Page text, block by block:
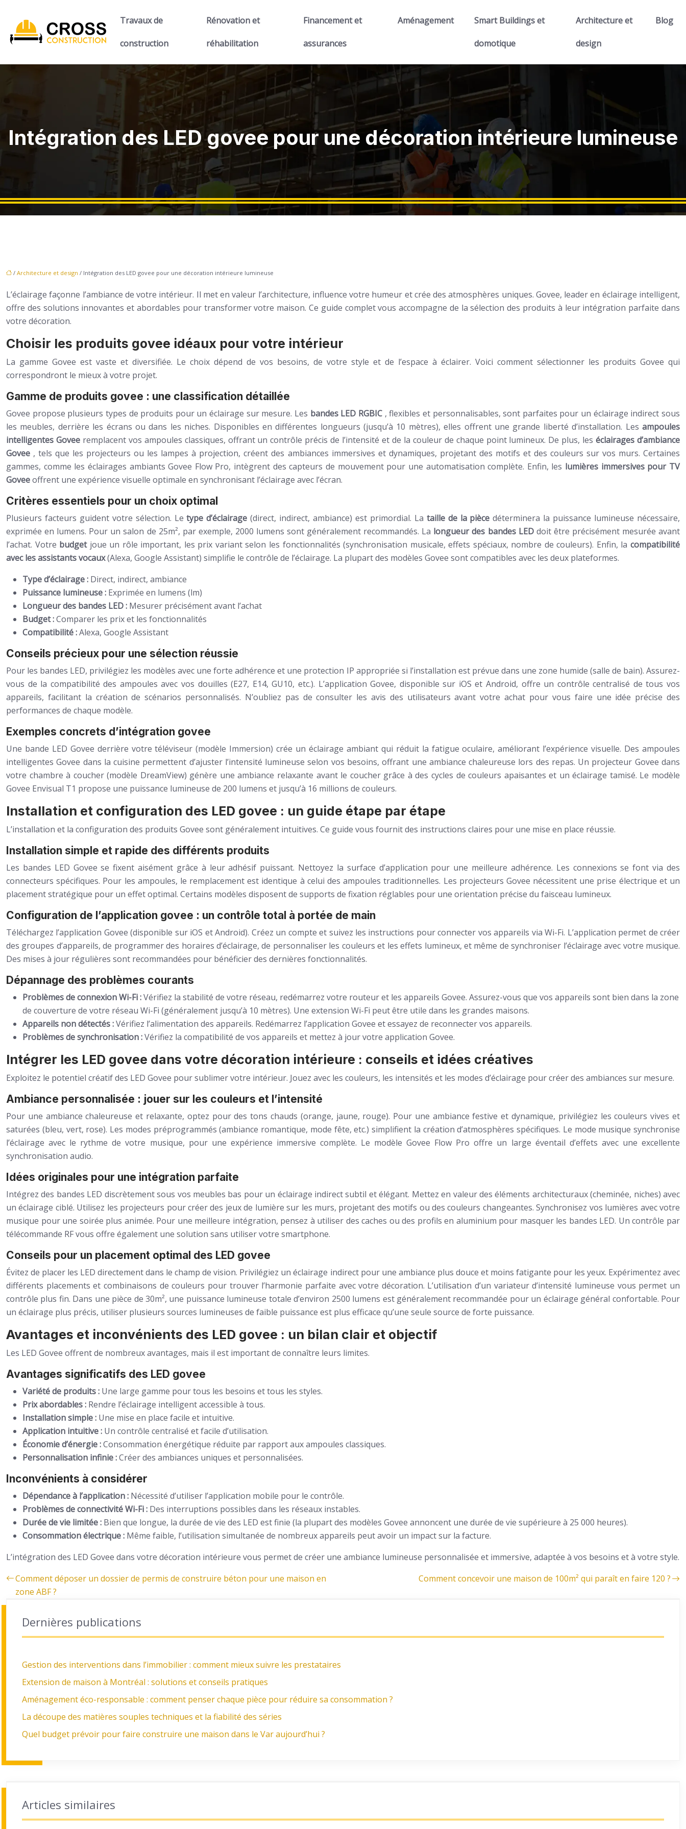
Travaux de
construction
Rénovation et
réhabilitation
Financement et
assurances
Aménagement Smart Buildings et
domotique
Architecture et
design
Blog
Intégration des LED govee pour une décoration intérieure lumineuse
/ Architecture et design / Intégration des LED govee pour une décoration intérieure lumineuse
L’éclairage façonne l’ambiance de votre intérieur. Il met en valeur l’architecture, influence votre humeur et crée des atmosphères uniques. Govee, leader en éclairage intelligent,
offre des solutions innovantes et abordables pour transformer votre maison. Ce guide complet vous accompagne de la sélection des produits à leur intégration parfaite dans
votre décoration.
Choisir les produits govee idéaux pour votre intérieur
La gamme Govee est vaste et diversifiée. Le choix dépend de vos besoins, de votre style et de l’espace à éclairer. Voici comment sélectionner les produits Govee qui
correspondront le mieux à votre projet.
Gamme de produits govee : une classification détaillée
Govee propose plusieurs types de produits pour un éclairage sur mesure. Les bandes LED RGBIC , flexibles et personnalisables, sont parfaites pour un éclairage indirect sous
les meubles, derrière les écrans ou dans les niches. Disponibles en différentes longueurs (jusqu’à 10 mètres), elles offrent une grande liberté d’installation. Les ampoules
intelligentes Govee remplacent vos ampoules classiques, offrant un contrôle précis de l’intensité et de la couleur de chaque point lumineux. De plus, leséclairages d’ambiance
Govee , tels que les projecteurs ou les lampes à projection, créent des ambiances immersives et dynamiques, projetant des motifs et des couleurs sur vos murs. Certaines
gammes, comme les éclairages ambiants Govee Flow Pro, intègrent des capteurs de mouvement pour une automatisation complète. Enfin, les lumières immersives pour TV
Goveeoffrent une expérience visuelle optimale en synchronisant l’éclairage avec l’écran.
Critères essentiels pour un choix optimal
Plusieurs facteurs guident votre sélection. Letype d’éclairage(direct, indirect, ambiance) est primordial. La taille de la piècedéterminera la puissance lumineuse nécessaire,
exprimée en lumens. Pour un salon de 25m², par exemple, 2000 lumens sont généralement recommandés. La longueur des bandes LED doit être précisément mesurée avant
l’achat. Votre budget joue un rôle important, les prix variant selon les fonctionnalités (synchronisation musicale, effets spéciaux, nombre de couleurs). Enfin, lacompatibilité
avec les assistants vocaux(Alexa, Google Assistant) simplifie le contrôle de l’éclairage. La plupart des modèles Govee sont compatibles avec les deux plateformes.
Type d’éclairage : Direct, indirect, ambiance
Puissance lumineuse : Exprimée en lumens (lm)
Longueur des bandes LED : Mesurer précisément avant l’achat
Budget :Comparer les prix et les fonctionnalités
Compatibilité :Alexa, Google Assistant
Conseils précieux pour une sélection réussie
Pour les bandes LED, privilégiez les modèles avec une forte adhérence et une protection IP appropriée si l’installation est prévue dans une zone humide (salle de bain). Assurez-
vous de la compatibilité des ampoules avec vos douilles (E27, E14, GU10, etc.). L’application Govee, disponible sur iOS et Android, offre un contrôle centralisé de tous vos
appareils, facilitant la création de scénarios personnalisés. N’oubliez pas de consulter les avis des utilisateurs avant votre achat pour vous faire une idée précise des
performances de chaque modèle.
Exemples concrets d’intégration govee
Une bande LED Govee derrière votre téléviseur (modèle Immersion) crée un éclairage ambiant qui réduit la fatigue oculaire, améliorant l’expérience visuelle. Des ampoules
intelligentes Govee dans la cuisine permettent d’ajuster l’intensité lumineuse selon vos besoins, offrant une ambiance chaleureuse lors des repas. Un projecteur Govee dans
votre chambre à coucher (modèle DreamView) génère une ambiance relaxante avant le coucher grâce à des cycles de couleurs apaisantes et un éclairage tamisé. Le modèle
Govee Envisual T1 propose une puissance lumineuse de 200 lumens et jusqu’à 16 millions de couleurs.
Installation et configuration des LED govee : un guide étape par étape
L’installation et la configuration des produits Govee sont généralement intuitives. Ce guide vous fournit des instructions claires pour une mise en place réussie.
Installation simple et rapide des différents produits
Les bandes LED Govee se fixent aisément grâce à leur adhésif puissant. Nettoyez la surface d’application pour une meilleure adhérence. Les connexions se font via des
connecteurs spécifiques. Pour les ampoules, le remplacement est identique à celui des ampoules traditionnelles. Les projecteurs Govee nécessitent une prise électrique et un
placement stratégique pour un effet optimal. Certains modèles disposent de supports de fixation réglables pour une orientation précise du faisceau lumineux.
Configuration de l’application govee : un contrôle total à portée de main
Téléchargez l’application Govee (disponible sur iOS et Android). Créez un compte et suivez les instructions pour connecter vos appareils via Wi-Fi. L’application permet de créer
des groupes d’appareils, de programmer des horaires d’éclairage, de personnaliser les couleurs et les effets lumineux, et même de synchroniser l’éclairage avec votre musique.
Des mises à jour régulières sont recommandées pour bénéficier des dernières fonctionnalités.
Dépannage des problèmes courants
Problèmes de connexion Wi-Fi :Vérifiez la stabilité de votre réseau, redémarrez votre routeur et les appareils Govee. Assurez-vous que vos appareils sont bien dans la zone
de couverture de votre réseau Wi-Fi (généralement jusqu’à 10 mètres). Une extension Wi-Fi peut être utile dans les grandes maisons.
Appareils non détectés :Vérifiez l’alimentation des appareils. Redémarrez l’application Govee et essayez de reconnecter vos appareils.
Problèmes de synchronisation :Vérifiez la compatibilité de vos appareils et mettez à jour votre application Govee.
Intégrer les LED govee dans votre décoration intérieure : conseils et idées créatives
Exploitez le potentiel créatif des LED Govee pour sublimer votre intérieur. Jouez avec les couleurs, les intensités et les modes d’éclairage pour créer des ambiances sur mesure.
Ambiance personnalisée : jouer sur les couleurs et l’intensité
Pour une ambiance chaleureuse et relaxante, optez pour des tons chauds (orange, jaune, rouge). Pour une ambiance festive et dynamique, privilégiez les couleurs vives et
saturées (bleu, vert, rose). Les modes préprogrammés (ambiance romantique, mode fête, etc.) simplifient la création d’atmosphères spécifiques. Le mode musique synchronise
l’éclairage avec le rythme de votre musique, pour une expérience immersive complète. Le modèle Govee Flow Pro offre un large éventail d’effets avec une excellente
synchronisation audio.
Idées originales pour une intégration parfaite
Intégrez des bandes LED discrètement sous vos meubles bas pour un éclairage indirect subtil et élégant. Mettez en valeur des éléments architecturaux (cheminée, niches) avec
un éclairage ciblé. Utilisez les projecteurs pour créer des jeux de lumière sur les murs, projetant des motifs ou des couleurs changeantes. Synchronisez vos lumières avec votre
musique pour une soirée plus animée. Pour une meilleure intégration, pensez à utiliser des caches ou des profils en aluminium pour masquer les bandes LED. Un contrôle par
télécommande RF vous offre également une solution sans utiliser votre smartphone.
Conseils pour un placement optimal des LED govee
Évitez de placer les LED directement dans le champ de vision. Privilégiez un éclairage indirect pour une ambiance plus douce et moins fatigante pour les yeux. Expérimentez avec
différents placements et combinaisons de couleurs pour trouver l’harmonie parfaite avec votre décoration. L’utilisation d’un variateur d’intensité lumineuse vous permet un
contrôle plus fin. Dans une pièce de 30m², une puissance lumineuse totale d’environ 2500 lumens est généralement recommandée pour un éclairage général confortable. Pour
un éclairage plus précis, utiliser plusieurs sources lumineuses de faible puissance est plus efficace qu’une seule source de forte puissance.
Avantages et inconvénients des LED govee : un bilan clair et objectif
Les LED Govee offrent de nombreux avantages, mais il est important de connaître leurs limites.
Avantages significatifs des LED govee
Variété de produits : Une large gamme pour tous les besoins et tous les styles.
Prix abordables : Rendre l’éclairage intelligent accessible à tous.
Installation simple : Une mise en place facile et intuitive.
Application intuitive : Un contrôle centralisé et facile d’utilisation.
Économie d’énergie :Consommation énergétique réduite par rapport aux ampoules classiques.
Personnalisation infinie :Créer des ambiances uniques et personnalisées.
Inconvénients à considérer
Dépendance à l’application : Nécessité d’utiliser l’application mobile pour le contrôle.
Problèmes de connectivité Wi-Fi : Des interruptions possibles dans les réseaux instables.
Durée de vie limitée : Bien que longue, la durée de vie des LED est finie (la plupart des modèles Govee annoncent une durée de vie supérieure à 25 000 heures).
Consommation électrique : Même faible, l’utilisation simultanée de nombreux appareils peut avoir un impact sur la facture.
L’intégration des LED Govee dans votre décoration intérieure vous permet de créer une ambiance lumineuse personnalisée et immersive, adaptée à vos besoins et à votre style.
Comment déposer un dossier de permis de construire béton pour une maison en
zone ABF ?
Comment concevoir une maison de 100m² qui paraît en faire 120 ?
Dernières publications
Gestion des interventions dans l’immobilier : comment mieux suivre les prestataires
Extension de maison à Montréal : solutions et conseils pratiques
Aménagement éco-responsable : comment penser chaque pièce pour réduire sa consommation ?
La découpe des matières souples techniques et la fiabilité des séries
Quel budget prévoir pour faire construire une maison dans le Var aujourd’hui ?
Articles similaires